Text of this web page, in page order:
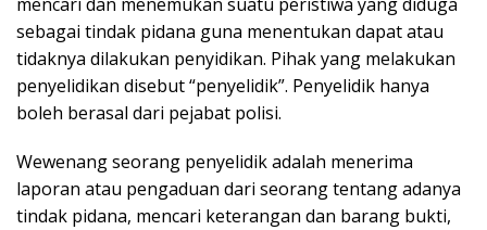
sebagai tindak pidana guna menentukan dapat atau
tidaknya dilakukan penyidikan. Pihak yang melakukan
penyelidikan disebut “penyelidik”. Penyelidik hanya
boleh berasal dari pejabat polisi.
Wewenang seorang penyelidik adalah menerima
laporan atau pengaduan dari seorang tentang adanya
tindak pidana, mencari keterangan dan barang bukti,